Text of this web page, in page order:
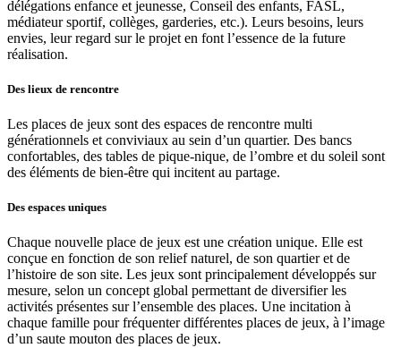
délégations enfance et jeunesse, Conseil des enfants, FASL,
médiateur sportif, collèges, garderies, etc.). Leurs besoins, leurs
envies, leur regard sur le projet en font l’essence de la future
réalisation.
Des lieux de rencontre
Les places de jeux sont des espaces de rencontre multi
générationnels et conviviaux au sein d’un quartier. Des bancs
confortables, des tables de pique-nique, de l’ombre et du soleil sont
des éléments de bien-être qui incitent au partage.
Des espaces uniques
Chaque nouvelle place de jeux est une création unique. Elle est
conçue en fonction de son relief naturel, de son quartier et de
l’histoire de son site. Les jeux sont principalement développés sur
mesure, selon un concept global permettant de diversifier les
activités présentes sur l’ensemble des places. Une incitation à
chaque famille pour fréquenter différentes places de jeux, à l’image
d’un saute mouton des places de jeux.